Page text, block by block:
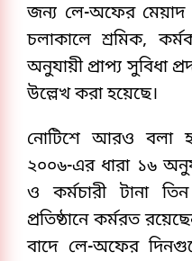
জন্য লে-অফের মেয়াদ
চলাকালে শ্রমিক,
অনুযায়ী প্রাপ্য সুবিধা
উল্লেখ করা হয়েছে।
নোটিশে আরও বলা
২০০৬-এর ধারা ১৬
ও কর্মচারী টানা
প্রতিষ্ঠানে কর্মরত
বাদে লে-অফের